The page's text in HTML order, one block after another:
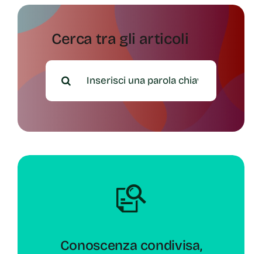
Cerca tra gli articoli
Search
Conoscenza condivisa,